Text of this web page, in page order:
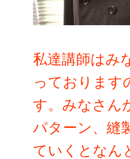
私達講師はみ
っております
す。みなさん
パターン、縫
ていくとなん